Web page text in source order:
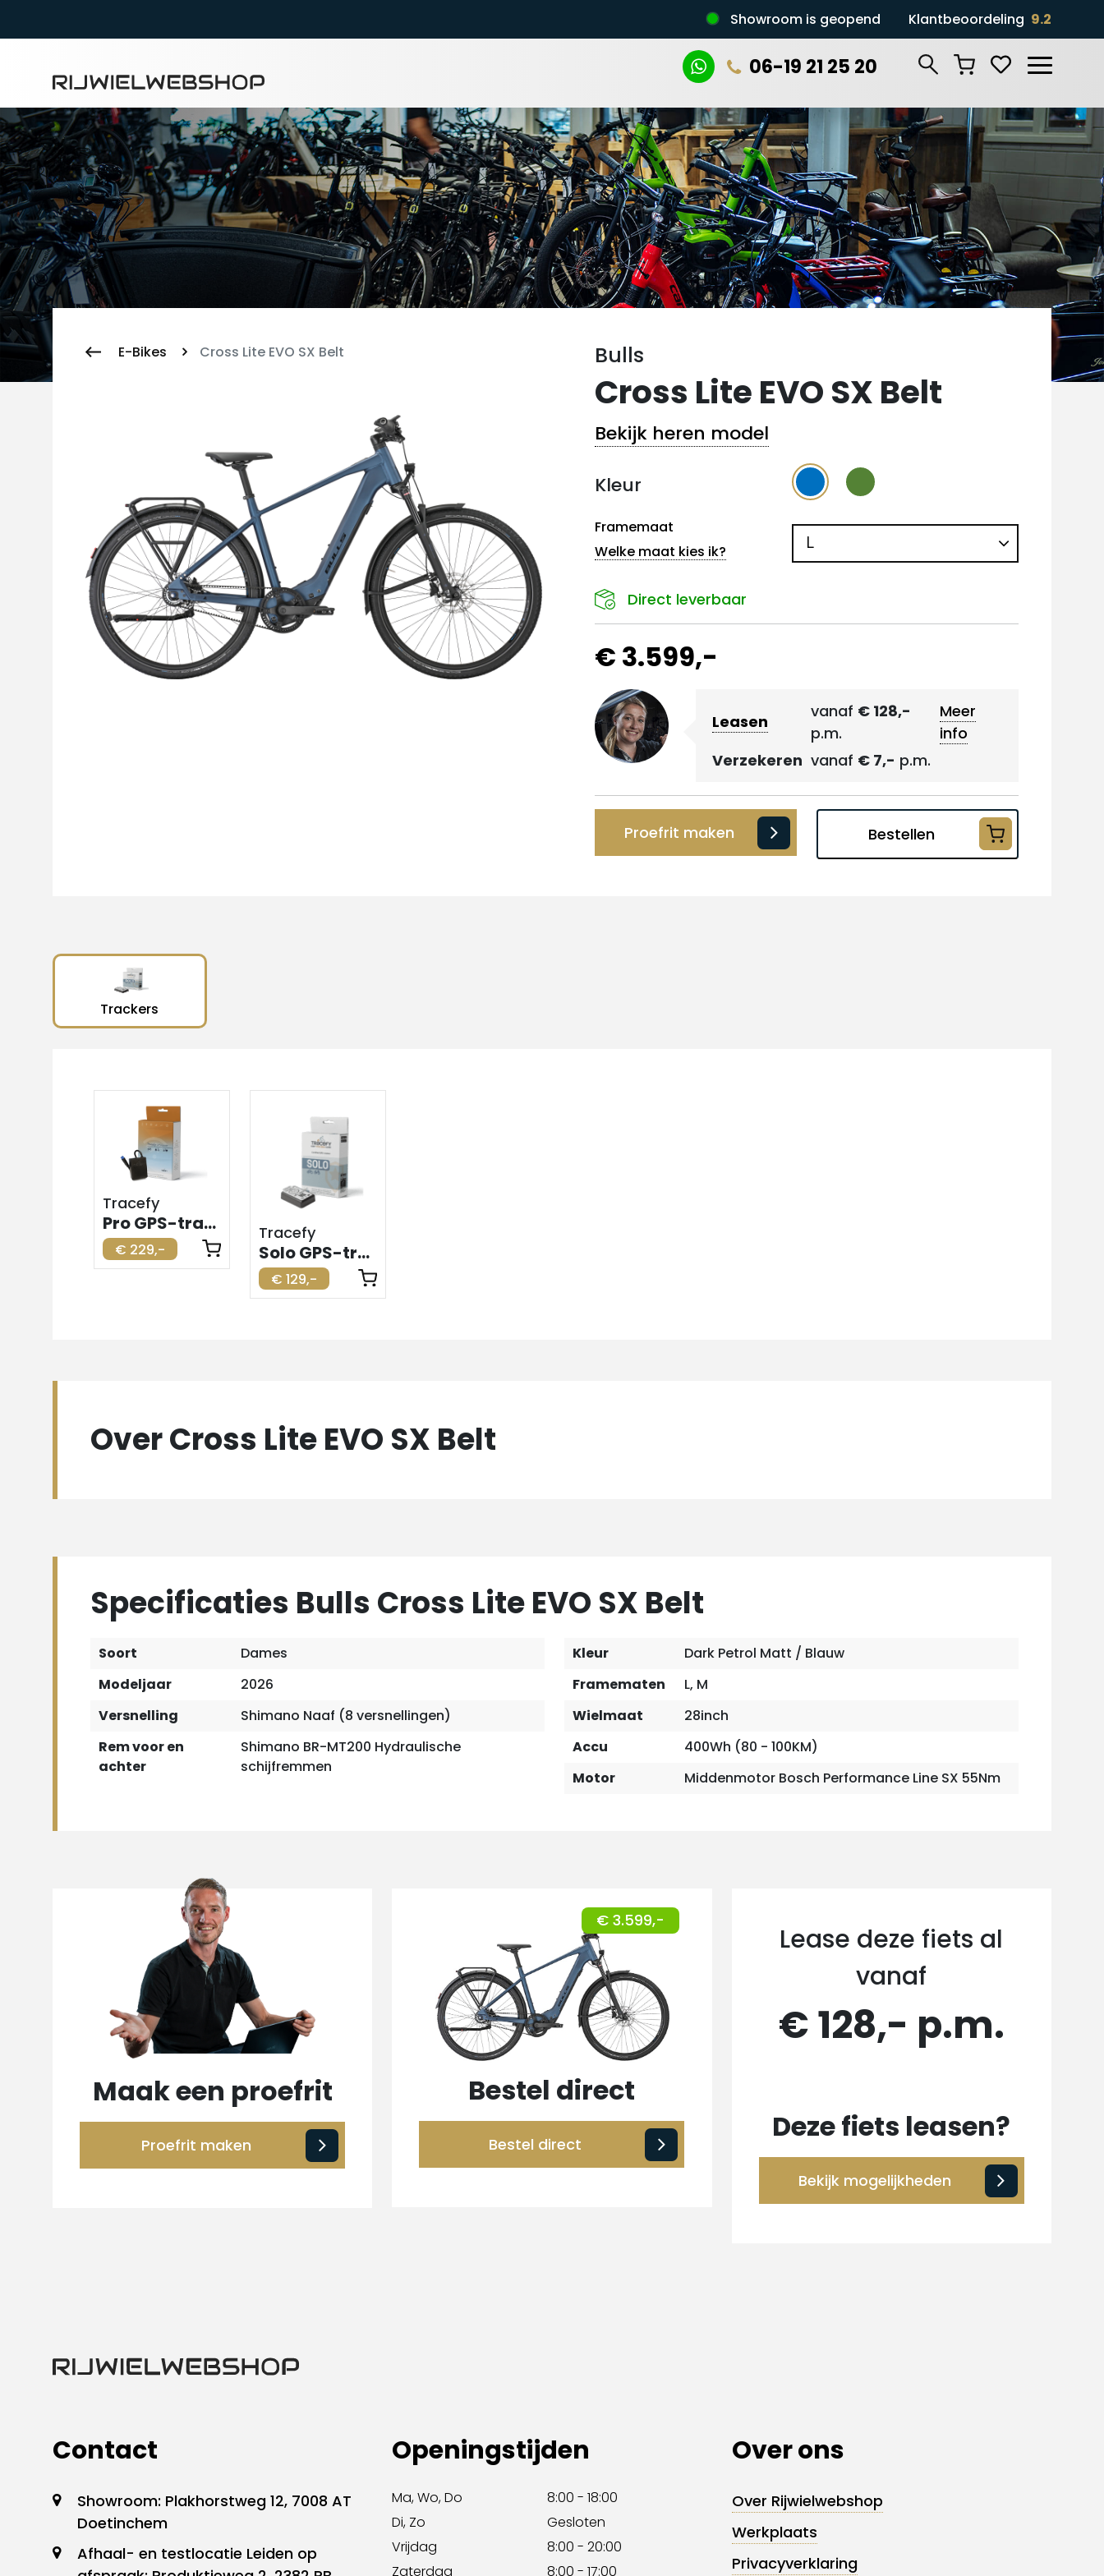
Zoeken Showroom is geopend Klantbeoordeling 9.2
06-19 21 25 20
E-Bikes Cross Lite EVO SX Belt Bulls
Cross Lite EVO SX Belt
Bekijk heren model
Kleur
Framemaat
Welke maat kies ik?
Direct leverbaar
€ 3.599,-
Leasen
vanaf € 128,-
p.m.
Meer
info
Verzekeren vanaf € 7,- p.m.
Proefrit maken Bestellen
Trackers
Tracefy
Pro GPS-tracker voor elektrische fiets
€ 229,-
Tracefy
Solo GPS-tracker voor elektrische fiets
€ 129,-
Over Cross Lite EVO SX Belt
Specificaties Bulls Cross Lite EVO SX Belt
Soort
Dames
Modeljaar
2026
Versnelling
Shimano Naaf (8 versnellingen)
Rem voor en
achter
Shimano BR-MT200 Hydraulische
schijfremmen
Kleur
Dark Petrol Matt / Blauw
Framematen
L, M
Wielmaat
28inch
Accu
400Wh (80 - 100KM)
Motor
Middenmotor Bosch Performance Line SX 55Nm
Maak een proefrit
Proefrit maken
€ 3.599,-
Bestel direct
Bestel direct
Lease deze fiets al
vanaf
€ 128,- p.m.
Deze fiets leasen?
Bekijk mogelijkheden
Contact
Showroom: Plakhorstweg 12, 7008 AT
Doetinchem
Afhaal- en testlocatie Leiden op
Openingstijden
Ma, Wo, Do
8:00 - 18:00
Di, Zo
Gesloten
Vrijdag
8:00 - 20:00
Zaterdag
8:00 - 17:00
Over ons
Over Rijwielwebshop
Werkplaats
Privacyverklaring